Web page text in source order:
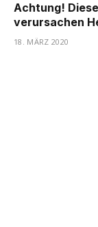
Achtung!
verursachen
18. MÄRZ 2020